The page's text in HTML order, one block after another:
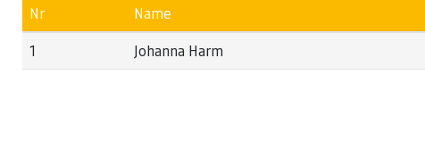
Nr Name
1
Johanna Harm